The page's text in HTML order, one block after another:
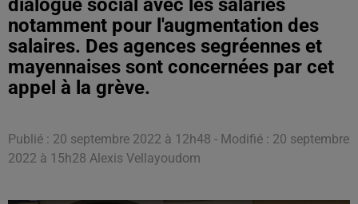
dialogue social avec les salariés
notamment pour l'augmentation des
salaires. Des agences segréennes et
mayennaises sont concernées par cet
appel à la grève.
Publié : 20 septembre 2022 à 12h48 - Modifié : 20 septembre
2022 à 15h28 Alexis Vellayoudom